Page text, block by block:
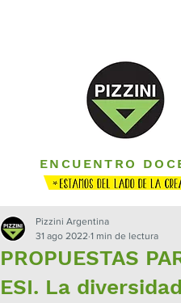
ENCUENTRO
PROPUESTAS
ESI. La
Pizzini Argentina
31 ago 2022 1 min de lectura